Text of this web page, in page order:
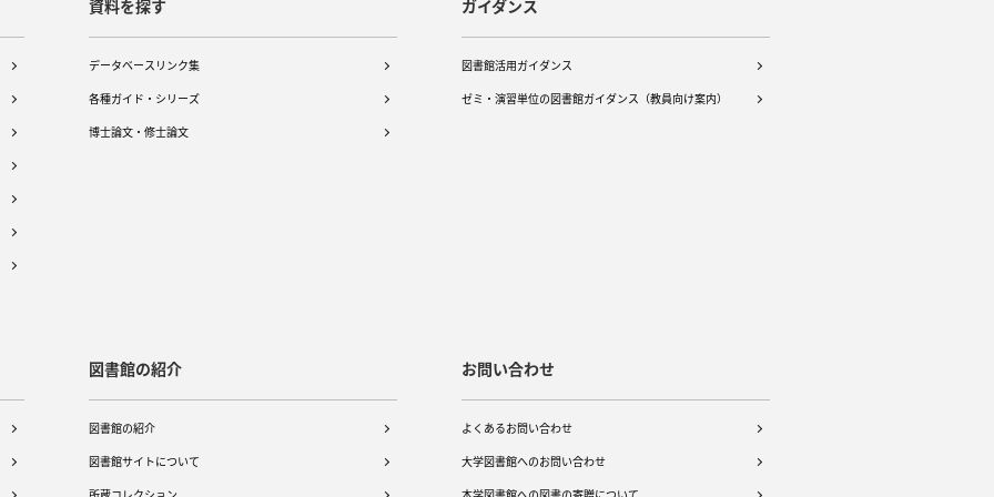
資料を探す
データベースリンク集
各種ガイド・シリーズ
博士論文・修士論文
ガイダンス
図書館活用ガイダンス
ゼミ・演習単位の図書館ガイダンス（教員向け案内）
図書館の紹介
図書館の紹介
図書館サイトについて
お問い合わせ
よくあるお問い合わせ
大学図書館へのお問い合わせ